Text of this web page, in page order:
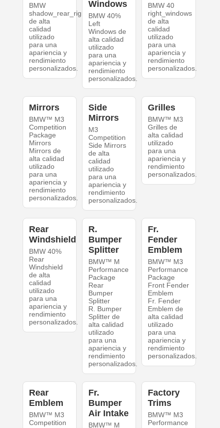
BMW
shadow_rear_right
de alta
calidad
utilizado
para una
apariencia y
rendimiento
personalizados.
Windows
BMW 40%
Left
Windows de
alta calidad
utilizado
para una
apariencia y
rendimiento
personalizados.
BMW 40
right_windows
de alta
calidad
utilizado
para una
apariencia y
rendimiento
personalizados.
Mirrors
BMW™ M3
Competition
Package
Mirrors
Mirrors de
alta calidad
utilizado
para una
apariencia y
rendimiento
personalizados.
Side
Mirrors
M3
Competition
Side Mirrors
de alta
calidad
utilizado
para una
apariencia y
rendimiento
personalizados.
Grilles
BMW™ M3
Grilles de
alta calidad
utilizado
para una
apariencia y
rendimiento
personalizados.
Rear
Windshield
BMW 40%
Rear
Windshield
de alta
calidad
utilizado
para una
apariencia y
rendimiento
personalizados.
R.
Bumper
Splitter
BMW™ M
Performance
Package
Rear
Bumper
Splitter
R. Bumper
Splitter de
alta calidad
utilizado
para una
apariencia y
rendimiento
personalizados.
Fr.
Fender
Emblem
BMW™ M3
Performance
Package
Front Fender
Emblem
Fr. Fender
Emblem de
alta calidad
utilizado
para una
apariencia y
rendimiento
personalizados.
Rear
Emblem
BMW™ M3
Competition
Fr.
Bumper
Air Intake
BMW™ M
Factory
Trims
BMW™ M3
Performance